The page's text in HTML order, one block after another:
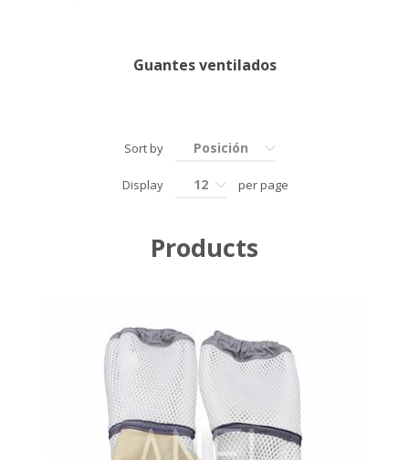
Guantes ventilados
Sort by Posición
Display 12 per page
Products